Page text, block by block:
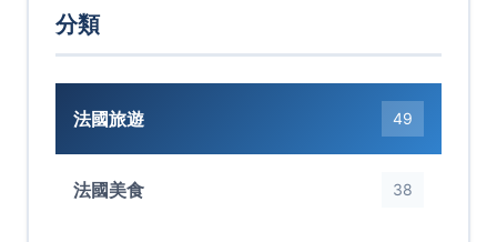
分類
法國旅遊 49
法國美食 38